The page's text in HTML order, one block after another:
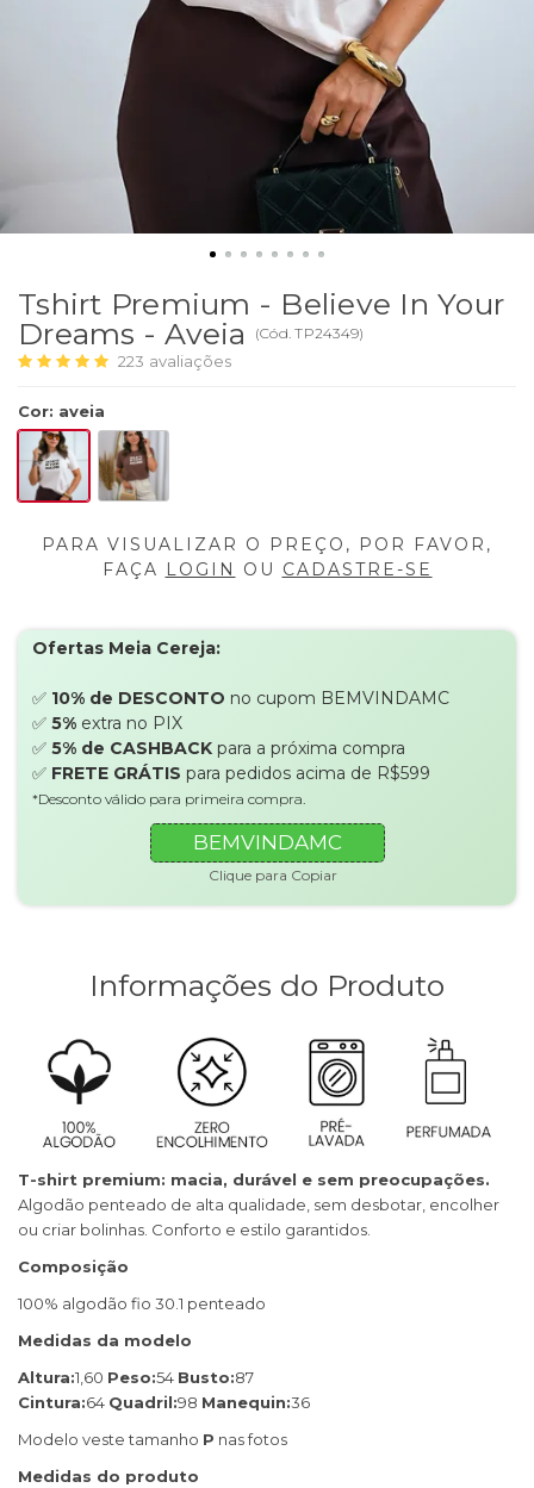
Tshirt Premium - Believe In Your
Dreams - Aveia
(Cód.TP24349)
223 avaliações
Cor: aveia
PARA VISUALIZAR O PREÇO, POR FAVOR,
FAÇA
LOGIN OU CADASTRE-SE
Ofertas Meia Cereja:
✅ 10% de DESCONTO no cupom BEMVINDAMC
✅ 5% extra no PIX
✅ 5% de CASHBACK para a próxima compra
✅ FRETE GRÁTIS para pedidos acima de R$599
*Desconto válido para primeira compra.
BEMVINDAMC
Clique para Copiar
Informações do Produto
T-shirt premium: macia, durável e sem preocupações.
Algodão penteado de alta qualidade, sem desbotar, encolher
ou criar bolinhas. Conforto e estilo garantidos.
Composição
100% algodão fio 30.1 penteado
Medidas da modelo
Altura:1,60 Peso:54 Busto:87
Cintura:64 Quadril:98 Manequin:36
Modelo veste tamanho P nas fotos
Medidas do produto